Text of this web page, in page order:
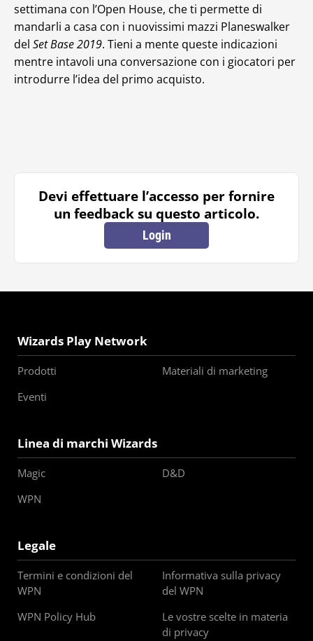
settimana con l’Open House, che ti permette di
mandarli a casa con i nuovissimi mazzi Planeswalker
del Set Base 2019. Tieni a mente queste indicazioni
mentre intavoli una conversazione con i giocatori per
introdurre l’idea del primo acquisto.
Devi effettuare l’accesso per fornire
un feedback su questo articolo.
Login
Wizards Play Network
Prodotti
Materiali di marketing
Eventi
Linea di marchi Wizards
Magic
D&D
WPN
Legale
Termini e condizioni del
WPN
Informativa sulla privacy
del WPN
WPN Policy Hub
Le vostre scelte in materia
di privacy